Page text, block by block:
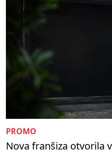
PROMO
Nova franšiza otvorila